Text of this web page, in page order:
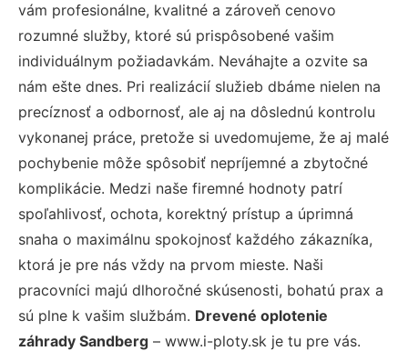
vám profesionálne, kvalitné a zároveň cenovo
rozumné služby, ktoré sú prispôsobené vašim
individuálnym požiadavkám. Neváhajte a ozvite sa
nám ešte dnes. Pri realizácií služieb dbáme nielen na
precíznosť a odbornosť, ale aj na dôslednú kontrolu
vykonanej práce, pretože si uvedomujeme, že aj malé
pochybenie môže spôsobiť nepríjemné a zbytočné
komplikácie. Medzi naše firemné hodnoty patrí
spoľahlivosť, ochota, korektný prístup a úprimná
snaha o maximálnu spokojnosť každého zákazníka,
ktorá je pre nás vždy na prvom mieste. Naši
pracovníci majú dlhoročné skúsenosti, bohatú prax a
sú plne k vašim službám. Drevené oplotenie
záhrady Sandberg – www.i-ploty.sk je tu pre vás.